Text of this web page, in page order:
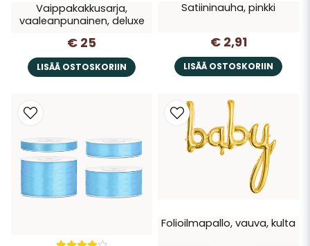
Vaippakakkusarja,
vaaleanpunainen, deluxe
€ 25
LISÄÄ OSTOSKORIIN
Satiininauha, pinkki
€ 2,91
LISÄÄ OSTOSKORIIN
Folioilmapallo, vauva, kulta